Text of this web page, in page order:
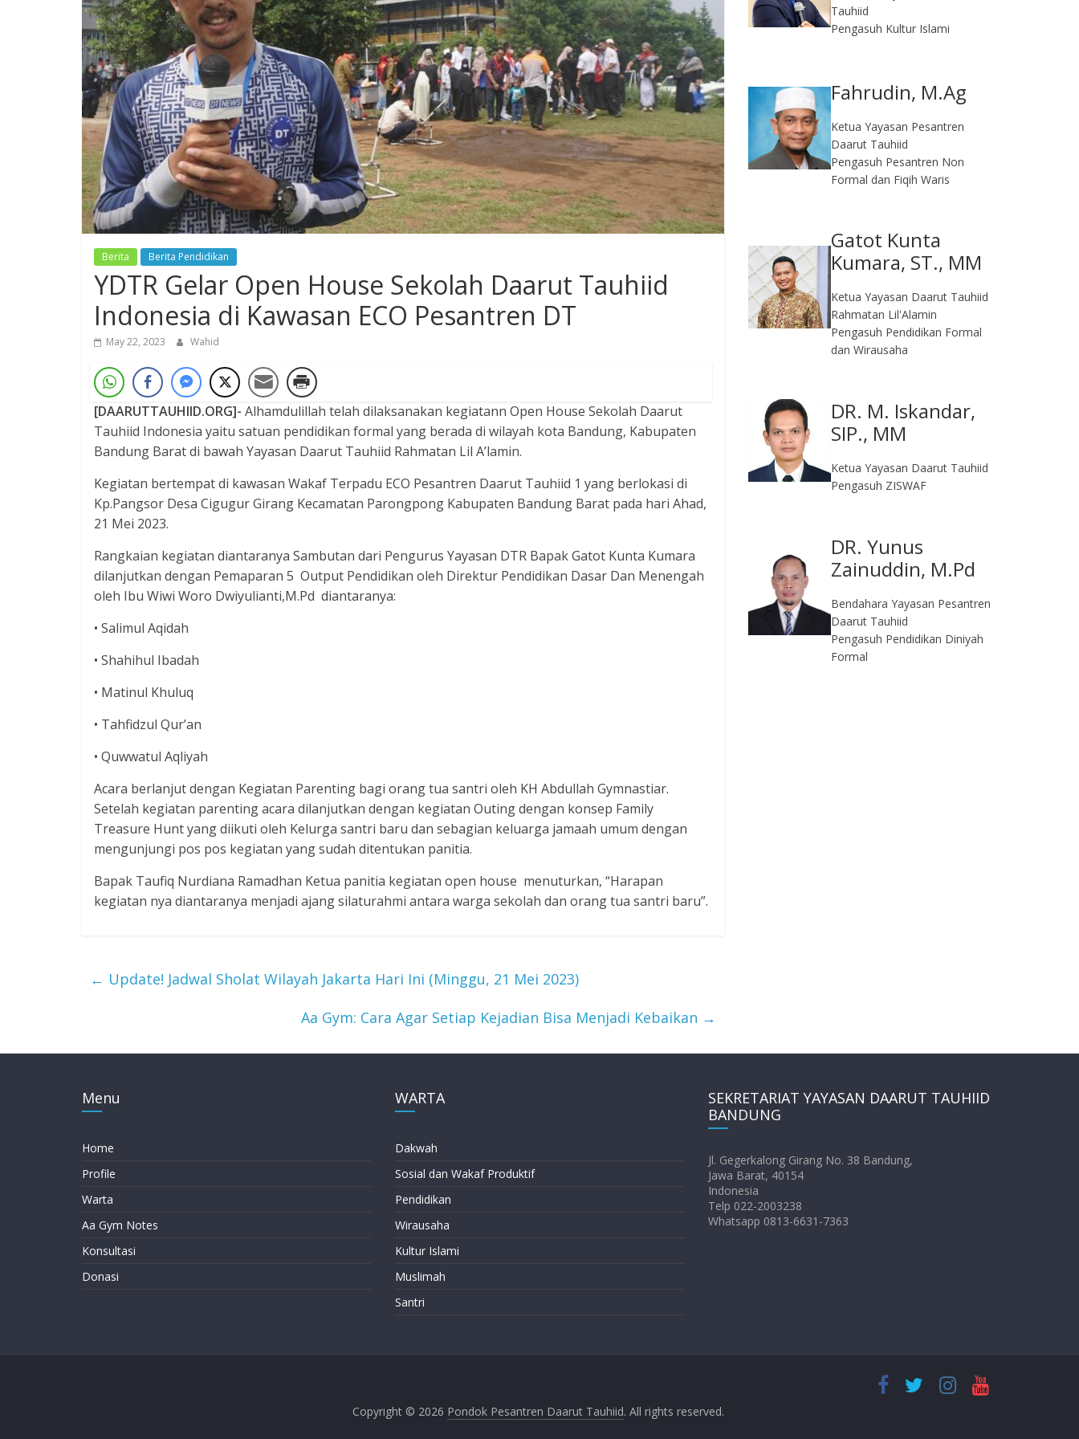
Berita Berita Pendidikan
YDTR Gelar Open House Sekolah Daarut Tauhiid
Indonesia di Kawasan ECO Pesantren DT
May 22, 2023 Wahid
[DAARUTTAUHIID.ORG]- Alhamdulillah telah dilaksanakan kegiatann Open House Sekolah Daarut
Tauhiid Indonesia yaitu satuan pendidikan formal yang berada di wilayah kota Bandung, Kabupaten
Bandung Barat di bawah Yayasan Daarut Tauhiid Rahmatan Lil A’lamin.
Kegiatan bertempat di kawasan Wakaf Terpadu ECO Pesantren Daarut Tauhiid 1 yang berlokasi di
Kp.Pangsor Desa Cigugur Girang Kecamatan Parongpong Kabupaten Bandung Barat pada hari Ahad,
21 Mei 2023.
Rangkaian kegiatan diantaranya Sambutan dari Pengurus Yayasan DTR Bapak Gatot Kunta Kumara
dilanjutkan dengan Pemaparan 5 Output Pendidikan oleh Direktur Pendidikan Dasar Dan Menengah
oleh Ibu Wiwi Woro Dwiyulianti,M.Pd diantaranya:
• Salimul Aqidah
• Shahihul Ibadah
• Matinul Khuluq
• Tahfidzul Qur’an
• Quwwatul Aqliyah
Acara berlanjut dengan Kegiatan Parenting bagi orang tua santri oleh KH Abdullah Gymnastiar.
Setelah kegiatan parenting acara dilanjutkan dengan kegiatan Outing dengan konsep Family
Treasure Hunt yang diikuti oleh Kelurga santri baru dan sebagian keluarga jamaah umum dengan
mengunjungi pos pos kegiatan yang sudah ditentukan panitia.
Bapak Taufiq Nurdiana Ramadhan Ketua panitia kegiatan open house menuturkan, “Harapan
kegiatan nya diantaranya menjadi ajang silaturahmi antara warga sekolah dan orang tua santri baru”.
← Update! Jadwal Sholat Wilayah Jakarta Hari Ini (Minggu, 21 Mei 2023)
Aa Gym: Cara Agar Setiap Kejadian Bisa Menjadi Kebaikan →
Tauhiid
Pengasuh Kultur Islami
Fahrudin, M.Ag​
Ketua Yayasan Pesantren
Daarut Tauhiid
Pengasuh Pesantren Non
Formal dan Fiqih Waris
Gatot Kunta
Kumara, ST., MM
Ketua Yayasan Daarut Tauhiid
Rahmatan Lil'Alamin
Pengasuh Pendidikan Formal
dan Wirausaha
DR. M. Iskandar,
SIP., MM
Ketua Yayasan Daarut Tauhiid
Pengasuh ZISWAF
DR. Yunus
Zainuddin, M.Pd
Bendahara Yayasan Pesantren
Daarut Tauhiid
Pengasuh Pendidikan Diniyah
Formal
Menu
Home
Profile
Warta
Aa Gym Notes
Konsultasi
Donasi
WARTA
Dakwah
Sosial dan Wakaf Produktif
Pendidikan
Wirausaha
Kultur Islami
Muslimah
Santri
SEKRETARIAT YAYASAN DAARUT TAUHIID
BANDUNG
Jl. Gegerkalong Girang No. 38 Bandung,
Jawa Barat, 40154
Indonesia
Telp 022-2003238
Whatsapp 0813-6631-7363
Copyright © 2026 Pondok Pesantren Daarut Tauhiid. All rights reserved.